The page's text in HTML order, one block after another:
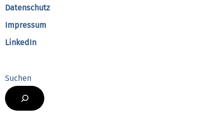
Datenschutz
Impressum
LinkedIn
Suchen